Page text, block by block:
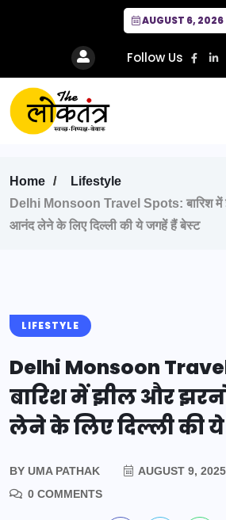
AUGUST 6, 2026
Follow Us
Home
Lifestyle
Delhi Monsoon Travel Spots: बारिश में
आनंद लेने के लिए दिल्ली की ये जगहें हैं बेस्ट
LIFESTYLE
Delhi Monsoon
बारिश में झील और
लेने के लिए दिल्ली की
BY UMA PATHAK
AUGUST 9, 2025
0 COMMENTS